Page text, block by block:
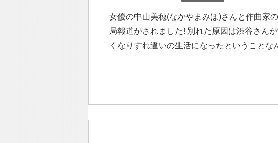
女優の中山美穂(なかやまみほ)さんと作曲家
局報道がされました! 別れた原因は渋谷さん
くなりすれ違いの生活になったということな